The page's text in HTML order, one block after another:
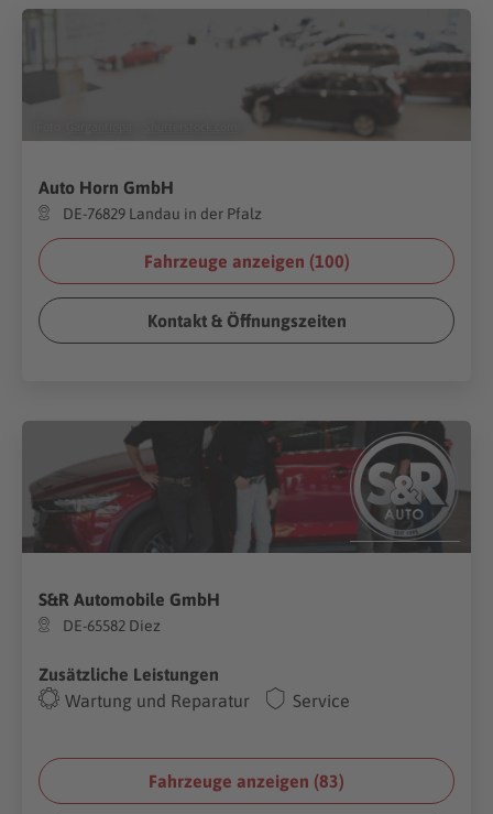
Auto Horn GmbH
DE-76829 Landau in der Pfalz
Fahrzeuge anzeigen (100)
Kontakt & Öffnungszeiten
S&R Automobile GmbH
DE-65582 Diez
Zusätzliche Leistungen
Wartung und Reparatur
Service
Fahrzeuge anzeigen (83)